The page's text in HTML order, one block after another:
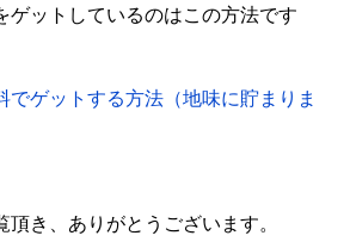
ゲットしているのはこの方法です
でゲットする方法（地味に貯まりま
き、ありがとうございます。